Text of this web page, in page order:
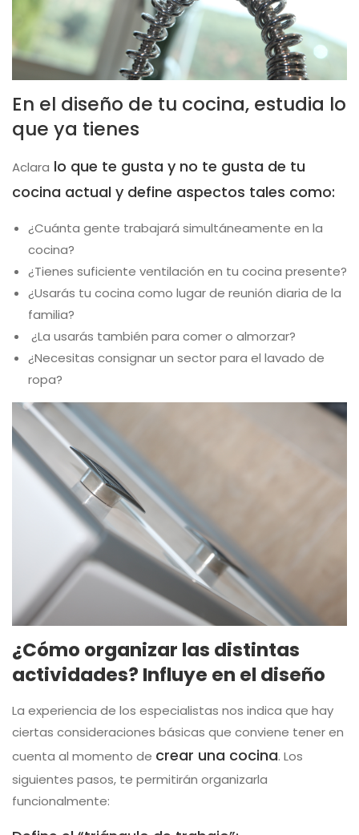
En el diseño de tu cocina, estudia lo
que ya tienes
Aclara lo que te gusta y no te gusta de tu
cocina actual y define aspectos tales como:
¿Cuánta gente trabajará simultáneamente en la
cocina?
¿Tienes suficiente ventilación en tu cocina presente?
¿Usarás tu cocina como lugar de reunión diaria de la
familia?
¿La usarás también para comer o almorzar?
¿Necesitas consignar un sector para el lavado de
ropa?
¿Cómo organizar las distintas
actividades? Influye en el diseño
La experiencia de los especialistas nos indica que hay
ciertas consideraciones básicas que conviene tener en
cuenta al momento de crear una cocina. Los
siguientes pasos, te permitirán organizarla
funcionalmente: